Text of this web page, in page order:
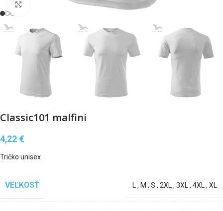
Klikni pre zväčšenie
Classic101 malfini
4,22 €
Tričko unisex
VEĽKOSŤ L , M , S , 2XL , 3XL , 4XL , XL